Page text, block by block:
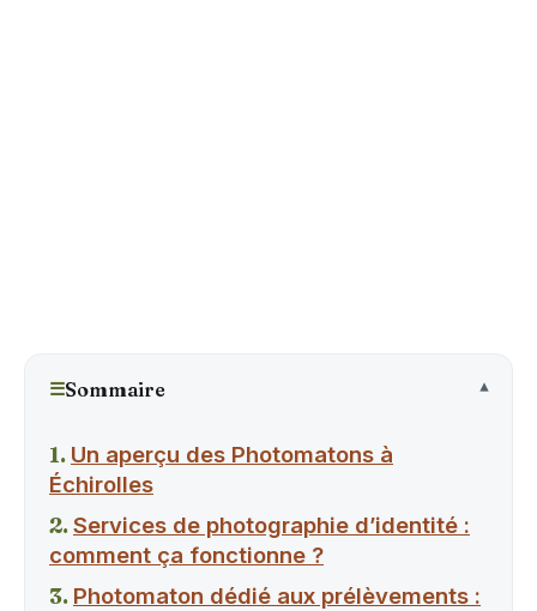
☰Sommaire
Un aperçu des Photomatons à
Échirolles
Services de photographie d’identité :
comment ça fonctionne ?
Photomaton dédié aux prélèvements :